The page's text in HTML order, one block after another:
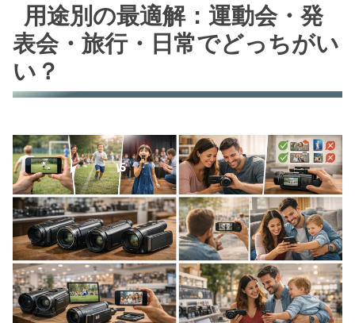
用途別の最適解：運動会・発
表会・旅行・日常でどっちがい
い？